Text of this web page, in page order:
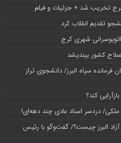
تخریب شد + جزئیات و فیلم
کشور بیندیشد
فرمانده سپاه البرز/ دانشجوی تراز
کند؟
دردسر اسناد عادی چند‌ دهه‌ای!
البرز چیست؟/ گفت‌وگو با رئیس